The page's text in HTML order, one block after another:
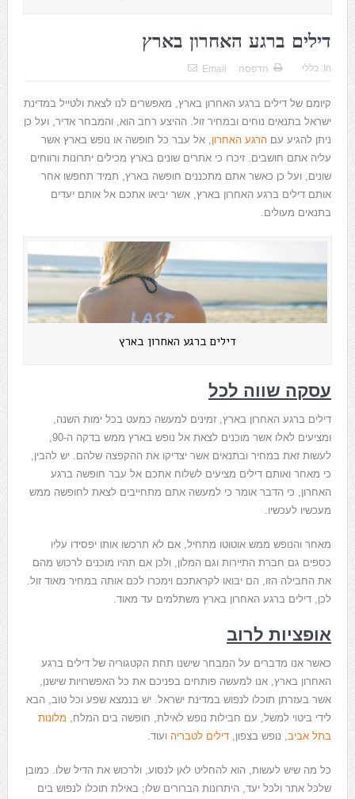
דילים ברגע האחרון בארץ
In: כללי הדפסה Email
קיומם של דילים ברגע האחרון בארץ, מאפשרים לנו לצאת ולטייל במדינת
ישראל בתנאים נוחים ובמחיר זול. ההיצע רחב הוא, והמבחר אדיר, ועל כן
ניתן להגיע עם הרגע האחרון, אל עבר כל חופשה או נופש בארץ אשר
עליה אתם חושבים. זיכרו כי אתרים שונים בארץ מכילים יתרונות ורווחים
שונים, ועל כן כאשר אתם מתכננים חופשה בארץ, תמיד תחפשו אחר
אותם דילים ברגע האחרון בארץ, אשר יביאו אתכם אל אותם יעדים
בתנאים מעולים.
דילים ברגע האחרון בארץ
עסקה שווה לכל
דילים ברגע האחרון בארץ, זמינים למעשה כמעט בכל ימות השנה,
ומציעים לאלו אשר מוכנים לצאת אל נופש בארץ ממש בדקה ה-90,
לעשות זאת במחיר ובתנאים אשר יצדיקו את ההקפצה שלהם. יש להבין,
כי מאחר ואותם דילים מציעים לשלוח אתכם אל עבר חופשה ברגע
האחרון, כי הדבר אומר כי למעשה אתם מתחייבים לצאת לחופשה ממש
מעכשיו לעכשיו.
מאחר והנופש ממש אוטוטו מתחיל, אם לא תרכשו אותו יפסידו עליו
כספים גם חברת התיירות וגם המלון, ולכן אם תהיו מוכנים לרכוש מהם
את החבילה הזו, הם יבואו לקראתכם וימכרו לכם אותה במחיר מאוד זול.
לכן, דילים ברגע האחרון בארץ משתלמים עד מאוד.
אופציות לרוב
כאשר אנו מדברים על המבחר שישנו תחת הקטגוריה של דילים ברגע
האחרון בארץ, אנו למעשה פותחים בפניכם את כל האפשרויות שישנן,
אשר בעזרתן תוכלו לנפוש במדינת ישראל. יש בנמצא שפע וכל טוב, הבא
לידי ביטוי למשל, עם חבילות נופש לאילת, חופשה בים המלח, מלונות
בתל אביב, נופש בצפון, דילים לטבריה ועוד.
כל מה שיש לעשות, הוא להחליט לאן לנסוע, ולרכוש את הדיל שלו. כמובן
שלכל אתר ולכל יעד, היתרונות הברורים שלו; באילת תוכלו לנפוש בים